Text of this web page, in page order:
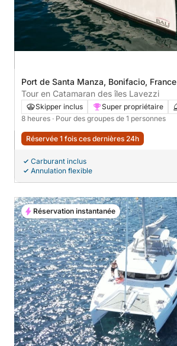
Port de Santa Manza, Bonifacio, France
Tour en Catamaran des îles Lavezzi
Skipper inclus Super propriétaire
8 heures · Pour des groupes de 1 personnes
Réservée 1 fois ces dernières 24h
Carburant inclus
Annulation flexible
Réservation instantanée